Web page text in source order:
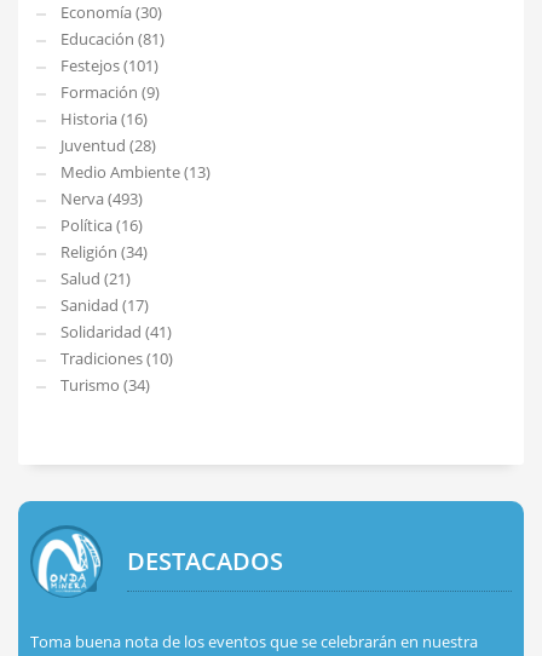
Economía (30)
Educación (81)
Festejos (101)
Formación (9)
Historia (16)
Juventud (28)
Medio Ambiente (13)
Nerva (493)
Política (16)
Religión (34)
Salud (21)
Sanidad (17)
Solidaridad (41)
Tradiciones (10)
Turismo (34)
DESTACADOS
Toma buena nota de los eventos que se celebrarán en nuestra